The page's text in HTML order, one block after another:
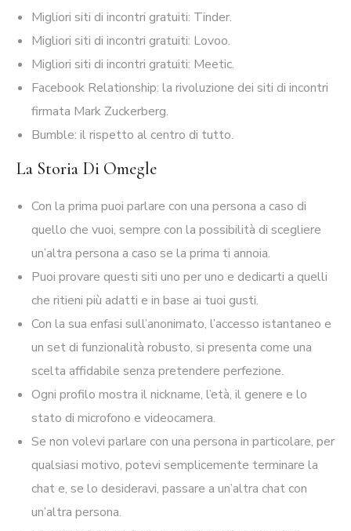
Migliori siti di incontri gratuiti: Tinder.
Migliori siti di incontri gratuiti: Lovoo.
Migliori siti di incontri gratuiti: Meetic.
Facebook Relationship: la rivoluzione dei siti di incontri
firmata Mark Zuckerberg.
Bumble: il rispetto al centro di tutto.
La Storia Di Omegle
Con la prima puoi parlare con una persona a caso di
quello che vuoi, sempre con la possibilità di scegliere
un’altra persona a caso se la prima ti annoia.
Puoi provare questi siti uno per uno e dedicarti a quelli
che ritieni più adatti e in base ai tuoi gusti.
Con la sua enfasi sull’anonimato, l’accesso istantaneo e
un set di funzionalità robusto, si presenta come una
scelta affidabile senza pretendere perfezione.
Ogni profilo mostra il nickname, l’età, il genere e lo
stato di microfono e videocamera.
Se non volevi parlare con una persona in particolare, per
qualsiasi motivo, potevi semplicemente terminare la
chat e, se lo desideravi, passare a un’altra chat con
un’altra persona.